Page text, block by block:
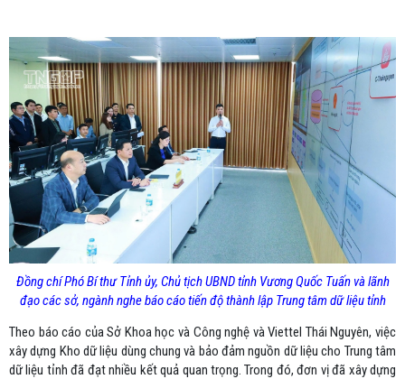
Đồng chí Phó Bí thư Tỉnh ủy, Chủ tịch UBND tỉnh Vương Quốc Tuấn và lãnh
đạo các sở, ngành nghe báo cáo tiến độ thành lập Trung tâm dữ liệu tỉnh
Theo báo cáo của Sở Khoa học và Công nghệ và Viettel Thái Nguyên, việc
xây dựng Kho dữ liệu dùng chung và bảo đảm nguồn dữ liệu cho Trung tâm
dữ liệu tỉnh đã đạt nhiều kết quả quan trọng. Trong đó, đơn vị đã xây dựng